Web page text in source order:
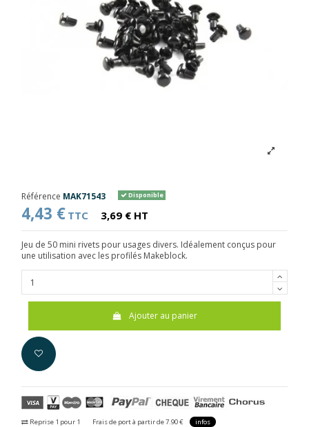
Référence MAK71543 Disponible
4,43 € TTC 3,69 € HT
Jeu de 50 mini rivets pour usages divers. Idéalement conçus pour
une utilisation avec les profilés Makeblock.
Ajouter au panier
Reprise 1 pour 1 Frais de port à partir de 7.90 € infos